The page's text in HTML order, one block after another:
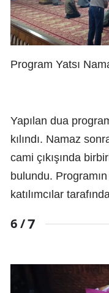
Program Yatsı
Yapılan dua
kılındı. Namaz
cami çıkışında
bulundu.
katılımcılar
6 /7